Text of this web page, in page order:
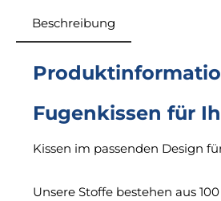
Beschreibung
Fugenkissen für
Kissen im passenden Design
Unsere Stoffe bestehen aus